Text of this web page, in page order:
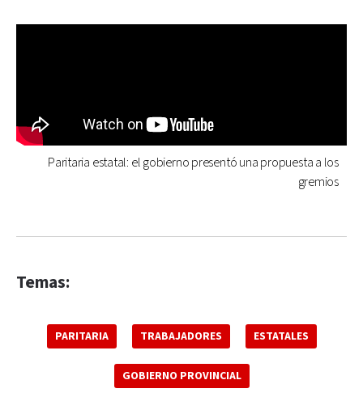
Paritaria estatal: el gobierno presentó una propuesta a los
gremios
Temas:
PARITARIA TRABAJADORES ESTATALES
GOBIERNO PROVINCIAL